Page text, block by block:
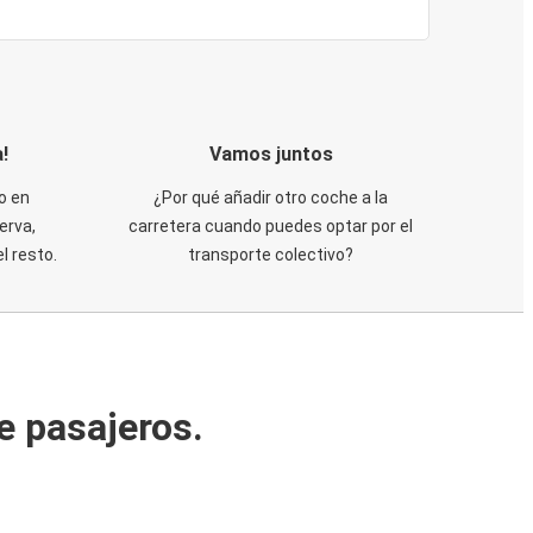
en
resto.
Vamos juntos
¿Por qué añadir otro coche a la
carretera cuando puedes optar por el
transporte colectivo?
pasajeros.